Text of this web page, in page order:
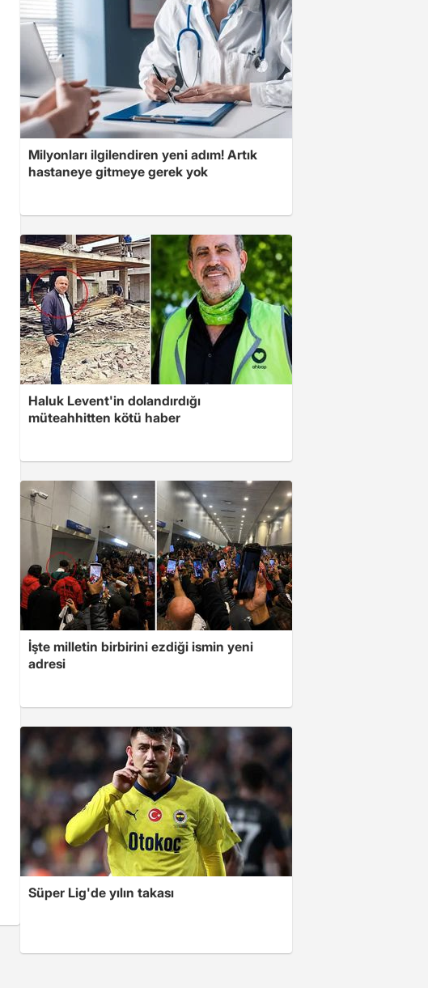
Milyonları ilgilendiren yeni adım! Artık
hastaneye gitmeye gerek yok
Haluk Levent'in dolandırdığı
müteahhitten kötü haber
İşte milletin birbirini ezdiği ismin yeni
adresi
Süper Lig'de yılın takası